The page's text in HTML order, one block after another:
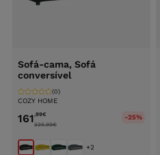
Sofá-cama, Sofá
conversível
COZY HOME
(0)
161,99€
226.99€
-25%
+2